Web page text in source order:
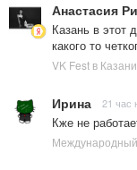
Анастасия
Казань в этот
какого то
VK Fest в
Ирина 21 час
Кже не
Международный